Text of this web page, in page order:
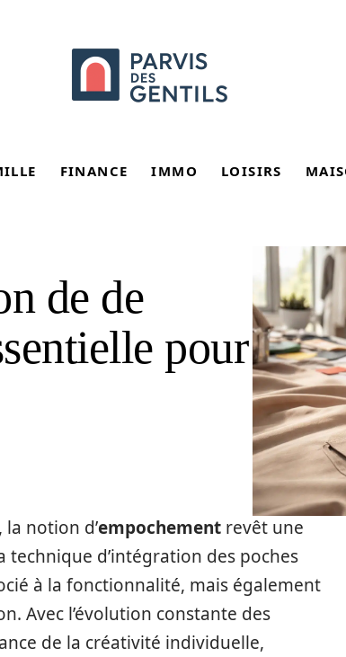
FINANCE IMMO LOISIRS
de de
pour
notion d’empochement revêt une
d’intégration des poches
à la fonctionnalité, mais également
Avec l’évolution constante des
de la créativité individuelle,